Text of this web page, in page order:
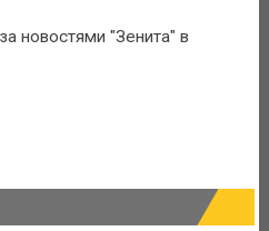
новостями "Зенита" в